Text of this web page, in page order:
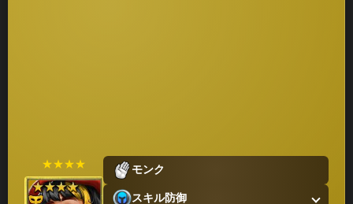
★★★★
モンク
スキル防御